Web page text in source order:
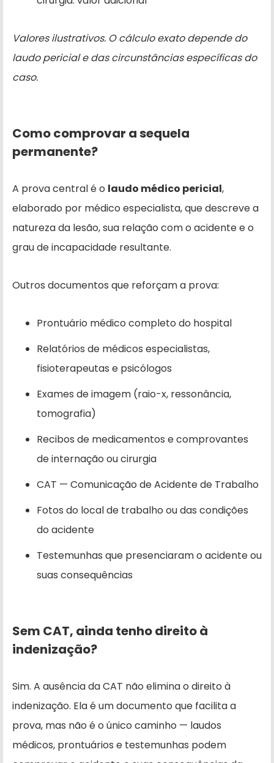
Valores ilustrativos. O cálculo exato depende do
laudo pericial e das circunstâncias específicas do
caso.
Como comprovar a sequela
permanente?
A prova central é o laudo médico pericial,
elaborado por médico especialista, que descreve a
natureza da lesão, sua relação com o acidente e o
grau de incapacidade resultante.
Outros documentos que reforçam a prova:
Prontuário médico completo do hospital
Relatórios de médicos especialistas,
fisioterapeutas e psicólogos
Exames de imagem (raio-x, ressonância,
tomografia)
Recibos de medicamentos e comprovantes
de internação ou cirurgia
CAT — Comunicação de Acidente de Trabalho
Fotos do local de trabalho ou das condições
do acidente
Testemunhas que presenciaram o acidente ou
suas consequências
Sem CAT, ainda tenho direito à
indenização?
Sim. A ausência da CAT não elimina o direito à
indenização. Ela é um documento que facilita a
prova, mas não é o único caminho — laudos
médicos, prontuários e testemunhas podem